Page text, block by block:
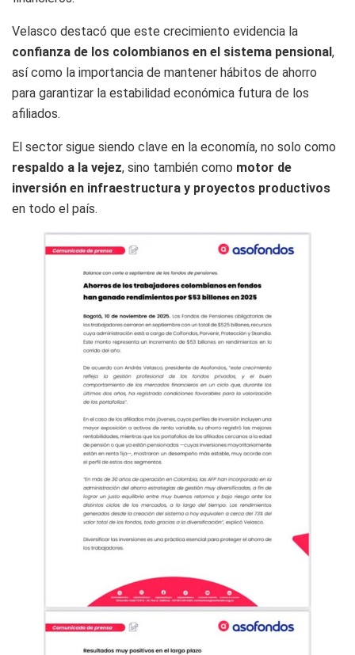
Velasco destacó que este crecimiento evidencia la
confianza de los colombianos en el sistema pensional,
así como la importancia de mantener hábitos de ahorro
para garantizar la estabilidad económica futura de los
afiliados.
El sector sigue siendo clave en la economía, no solo como
respaldo a la vejez, sino también como motor de
inversión en infraestructura y proyectos productivos
en todo el país.